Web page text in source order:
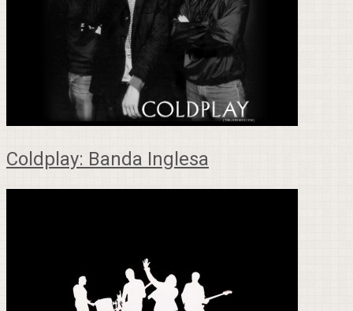
Coldplay: Banda Inglesa